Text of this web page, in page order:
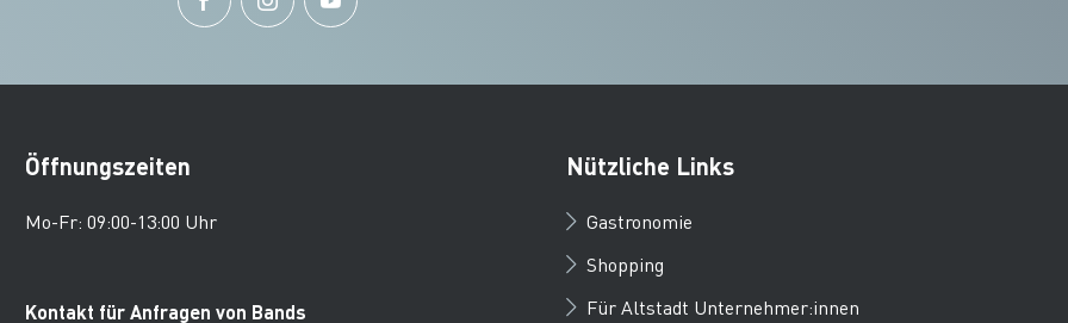
Öffnungszeiten
Mo-Fr: 09:00-13:00 Uhr
Kontakt für Anfragen von Bands
Nützliche Links
Gastronomie
Shopping
Für Altstadt Unternehmer:innen